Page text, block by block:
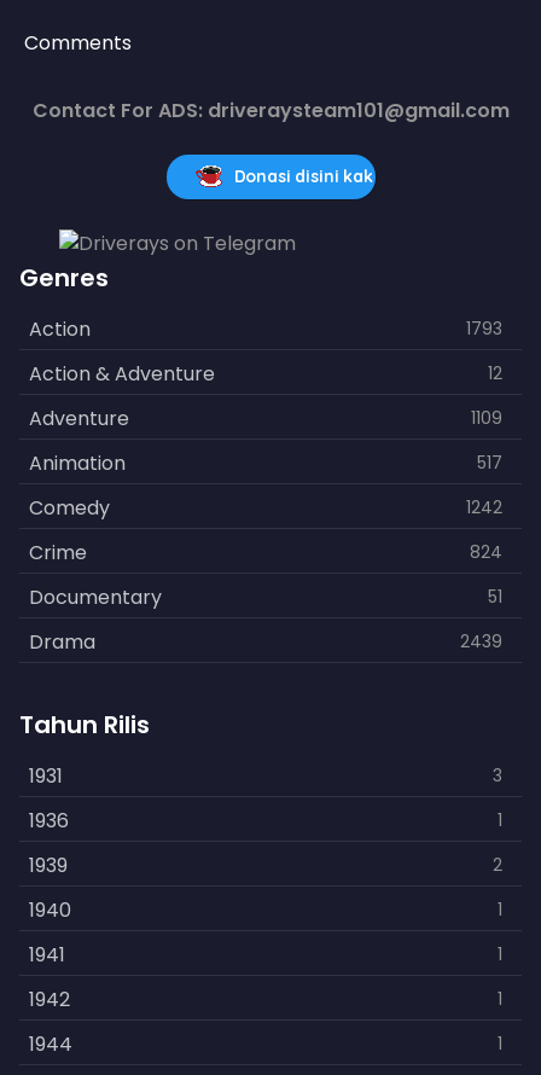
Comments
Contact For ADS: driveraysteam101@gmail.com
Donasi disini kak
Genres
Action 1793
Action & Adventure 12
Adventure 1109
Animation 517
Comedy 1242
Crime 824
Documentary 51
Drama 2439
Fantasy
History 253
Horror 901
Kids 3
Music 109
Mystery 609
Politics 15
Reality 1
Tahun Rilis
1931 3
1936 1
1939 2
1940 1
1941 1
1942 1
1944 1